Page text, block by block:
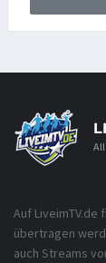
Auf LiveimTV.de
übertragen
auch Streams